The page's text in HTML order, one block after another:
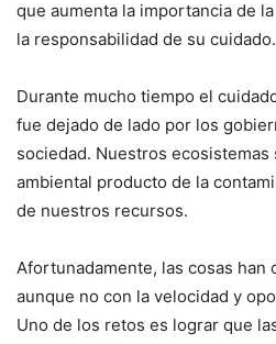
que aumenta la importancia de
la responsabilidad de su cuidado.
Durante mucho tiempo el
fue dejado de lado por los
sociedad. Nuestros
ambiental producto de la
de nuestros recursos.
Afortunadamente, las cosas han
aunque no con la velocidad y
Uno de los retos es lograr que